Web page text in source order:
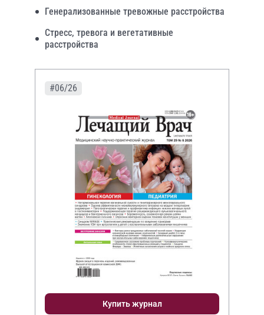
Генерализованные тревожные расстройства
Стресс, тревога и вегетативные
расстройства
#06/26
Купить журнал